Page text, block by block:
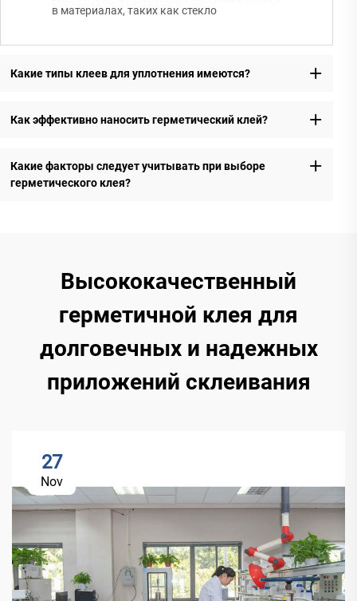
в материалах, таких как стекло
Какие типы клеев для уплотнения имеются?
Как эффективно наносить герметический клей?
Какие факторы следует учитывать при выборе
герметического клея?
Высококачественный
герметичной клея для
долговечных и надежных
приложений склеивания
27
Nov